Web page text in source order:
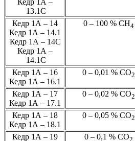
Кедр 1А –
13.1С
Кедр 1А – 14
Кедр 1А – 14.1
Кедр 1А – 14С
Кедр 1А –
14.1С
0 – 100 % СН4
Кедр 1А – 16
Кедр 1А – 16.1
0 – 0,01 % СО2
Кедр 1А – 17
Кедр 1А – 17.1
0 – 0,02 % СО2
Кедр 1А – 18
Кедр 1А – 18.1
0 – 0,05 % СО2
Кедр 1А – 19
0 – 0,1 % СО2